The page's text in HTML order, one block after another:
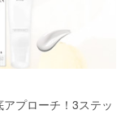
プローチ！3ステッ